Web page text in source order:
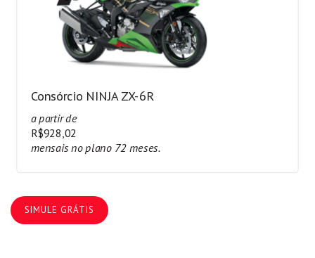
Consórcio NINJA ZX-6R
a partir de
R$928,02
mensais no plano 72 meses.
SIMULE GRÁTIS